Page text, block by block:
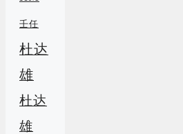
壬任
杜达
雄
杜达
雄